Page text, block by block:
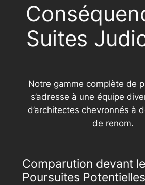
Suites
Notre gamme complète de
s’adresse à une équipe
d’architectes chevronnés à
de renom.
Comparution devant
Poursuites Potentielles